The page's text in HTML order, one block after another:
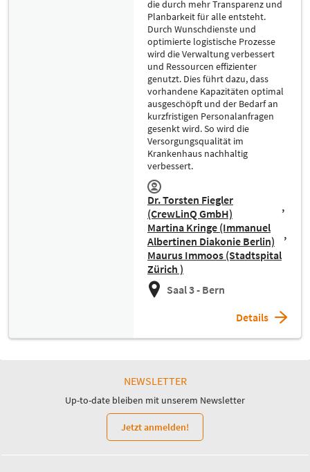
die durch mehr Transparenz und
Planbarkeit für alle entsteht.
Durch Wunschdienste und
optimierte logistische Prozesse
wird die Verwaltung verbessert
und Ressourcen effizienter
genutzt. Dies führt dazu, dass
vorhandene Kapazitäten optimal
ausgeschöpft und der Bedarf an
kurzfristigen Personalanfragen
gesenkt wird. So wird die
Versorgungsqualität im
Krankenhaus nachhaltig
verbessert.
Dr. Torsten Fiegler
(CrewLinQ GmbH)
Martina Kringe (Immanuel
Albertinen Diakonie Berlin)
Maurus Immoos (Stadtspital
Zürich )
Saal 3 - Bern
Details
NEWSLETTER
Up-to-date bleiben mit unserem Newsletter
Jetzt anmelden!